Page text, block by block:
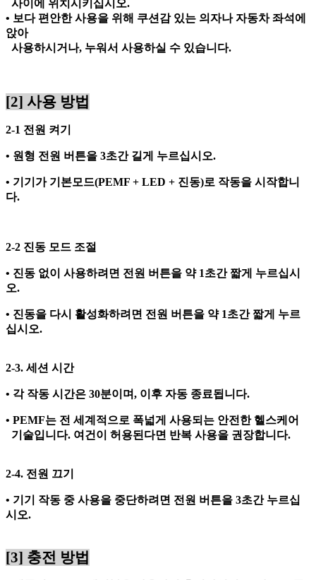
사이에 위치시키십시오.
• 보다 편안한 사용을 위해 쿠션감 있는 의자나 자동차 좌석에
앉아
사용하시거나, 누워서 사용하실 수 있습니다.
[2] 사용 방법
2-1 전원 켜기
• 원형 전원 버튼을 3초간 길게 누르십시오.
• 기기가 기본모드(PEMF + LED + 진동)로 작동을 시작합니
다.
2-2 진동 모드 조절
• 진동 없이 사용하려면 전원 버튼을 약1초간 짧게 누르십시
오.
• 진동을 다시 활성화하려면 전원 버튼을 약1초간 짧게 누르
십시오.
2-3. 세션 시간
• 각 작동 시간은 30분이며, 이후 자동 종료됩니다.
• PEMF는 전 세계적으로 폭넓게 사용되는 안전한 헬스케어
기술입니다. 여건이 허용된다면 반복 사용을 권장합니다.
2-4. 전원 끄기
• 기기 작동 중 사용을 중단하려면 전원 버튼을 3초간 누르십
시오.
[3] 충전 방법